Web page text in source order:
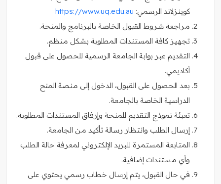
كوينزلاند الرسمي: https://www.uq.edu.au
مراجعة شروط القبول الخاصة بالبرنامج والمنحة.
تجهيز كافة المستندات المطلوبة بشكل منظم.
التقديم عبر بوابة الجامعة الرسمية للحصول على قبول
أكاديمي.
بعد الحصول على القبول، الدخول إلى منصة المنح
الدراسية الخاصة بالجامعة.
تعبئة نموذج التقديم للمنحة وإرفاق المستندات المطلوبة.
إرسال الطلب وانتظار رسالة تأكيد من الجامعة.
المتابعة المستمرة للبريد الإلكتروني لمعرفة حالة الطلب
وأي مستندات إضافية.
في حال القبول، يتم إرسال خطاب رسمي يحتوي على